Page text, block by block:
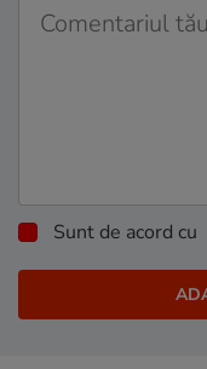
Sunt de acord cu